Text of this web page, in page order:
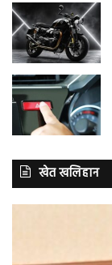
खेत खलिहान